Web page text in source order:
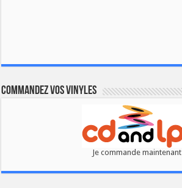
Commandez vos vinyles
Je commande maintenant